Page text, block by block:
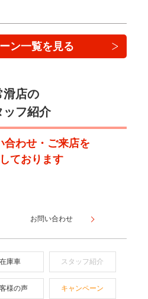
ン一覧を見る
滑店の
ッフ紹介
合わせ・ご来店を
ております
お問い合わせ
在庫車 スタッフ紹介
様の声 キャンペーン